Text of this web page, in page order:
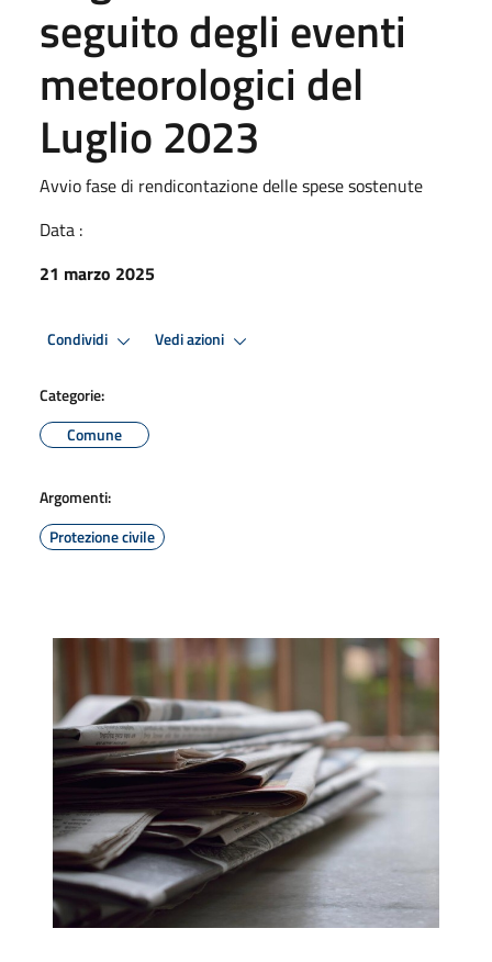
seguito degli eventi
meteorologici del
Luglio 2023
Avvio fase di rendicontazione delle spese sostenute
Data :
21 marzo 2025
Condividi Vedi azioni
Categorie:
Comune
Argomenti:
Protezione civile